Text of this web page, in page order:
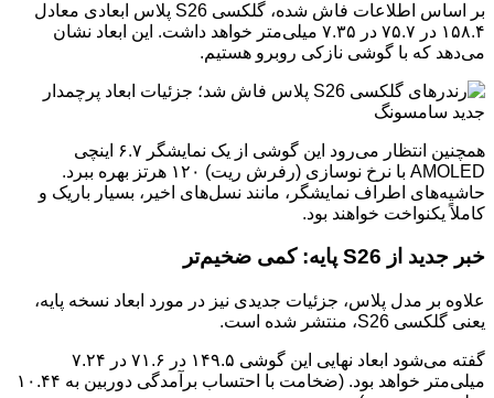
بر اساس اطلاعات فاش شده، گلکسی S26 پلاس ابعادی معادل
۱۵۸.۴ در ۷۵.۷ در ۷.۳۵ میلی‌متر خواهد داشت. این ابعاد نشان
می‌دهد که با گوشی نازکی روبرو هستیم.
همچنین انتظار می‌رود این گوشی از یک نمایشگر ۶.۷ اینچی
AMOLED با نرخ نوسازی (رفرش ریت) ۱۲۰ هرتز بهره ببرد.
حاشیه‌های اطراف نمایشگر، مانند نسل‌های اخیر، بسیار باریک و
کاملاً یکنواخت خواهند بود.
خبر جدید از S26 پایه: کمی ضخیم‌تر
علاوه بر مدل پلاس، جزئیات جدیدی نیز در مورد ابعاد نسخه پایه،
یعنی گلکسی S26، منتشر شده است.
گفته می‌شود ابعاد نهایی این گوشی ۱۴۹.۵ در ۷۱.۶ در ۷.۲۴
میلی‌متر خواهد بود. (ضخامت با احتساب برآمدگی دوربین به ۱۰.۴۴